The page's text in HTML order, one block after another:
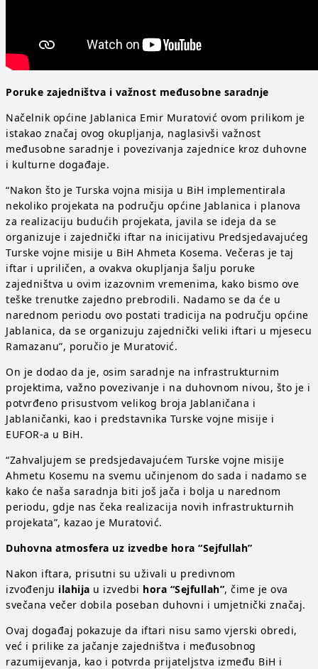
Poruke zajedništva i važnost međusobne saradnje
Načelnik općine Jablanica Emir Muratović ovom prilikom je
istakao značaj ovog okupljanja, naglasivši važnost
međusobne saradnje i povezivanja zajednice kroz duhovne
i kulturne događaje.
“Nakon što je Turska vojna misija u BiH implementirala
nekoliko projekata na području općine Jablanica i planova
za realizaciju budućih projekata, javila se ideja da se
organizuje i zajednički iftar na inicijativu Predsjedavajućeg
Turske vojne misije u BiH Ahmeta Kosema. Večeras je taj
iftar i upriličen, a ovakva okupljanja šalju poruke
zajedništva u ovim izazovnim vremenima, kako bismo ove
teške trenutke zajedno prebrodili. Nadamo se da će u
narednom periodu ovo postati tradicija na području općine
Jablanica, da se organizuju zajednički veliki iftari u mjesecu
Ramazanu”, poručio je Muratović.
On je dodao da je, osim saradnje na infrastrukturnim
projektima, važno povezivanje i na duhovnom nivou, što je i
potvrđeno prisustvom velikog broja Jablaničana i
Jablaničanki, kao i predstavnika Turske vojne misije i
EUFOR-a u BiH.
“Zahvaljujem se predsjedavajućem Turske vojne misije
Ahmetu Kosemu na svemu učinjenom do sada i nadamo se
kako će naša saradnja biti još jača i bolja u narednom
periodu, gdje nas čeka realizacija novih infrastrukturnih
projekata”, kazao je Muratović.
Duhovna atmosfera uz izvedbe hora “Sejfullah”
Nakon iftara, prisutni su uživali u predivnom
izvođenju ilahija u izvedbi hora “Sejfullah”, čime je ova
svečana večer dobila poseban duhovni i umjetnički značaj.
Ovaj događaj pokazuje da iftari nisu samo vjerski obredi,
već i prilike za jačanje zajedništva i međusobnog
razumijevanja, kao i potvrda prijateljstva između BiH i